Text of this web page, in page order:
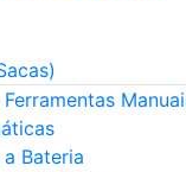
Bateria